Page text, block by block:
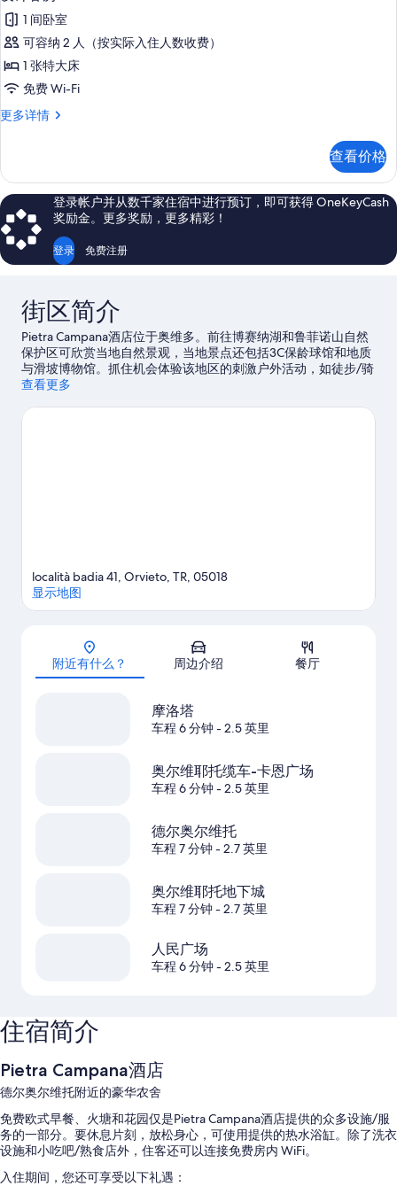
市
景
观
的
所
片
城
市
观
更
信
示
设
计
客
的
有
照
片
1 间卧室
可容纳 2 人（按实际入住人数收费）
1 张特大床
免费 Wi-Fi
更多详情
设
更
多
信
息
查看价格
登录帐户并从数千家住宿中进行预订，即可获得 OneKeyCash
奖励金。更多奖励，更多精彩！
登录 免费注册
街区简介
Pietra Campana酒店位于奥维多。前往博赛纳湖和鲁菲诺山自然
保护区可欣赏当地自然景观，当地景点还包括3C保龄球馆和地质
与滑坡博物馆。抓住机会体验该地区的刺激户外活动，如徒步/骑
行。访问我们的奥维多旅行指南
查看奥维多的更多农业观光
查看更多
地图
località badia 41, Orvieto, TR, 05018
显示地图
附近有什么？ 周边介绍 餐厅
摩洛塔
车程 6 分钟- 2.5 英里
奥尔维耶托缆车-卡恩广场
车程 6 分钟- 2.5 英里
德尔奥尔维托
车程 7 分钟- 2.7 英里
奥尔维耶托地下城
车程 7 分钟- 2.7 英里
人民广场
车程 6 分钟- 2.5 英里
住宿简介
Pietra Campana酒店
德尔奥尔维托附近的豪华农舍
免费欧式早餐、火塘和花园仅是Pietra Campana酒店提供的众多设施/服
务的一部分。要休息片刻，放松身心，可使用提供的热水浴缸。除了洗衣
设施和小吃吧/熟食店外，住客还可以连接免费房内 WiFi。
入住期间，您还可享受以下礼遇：